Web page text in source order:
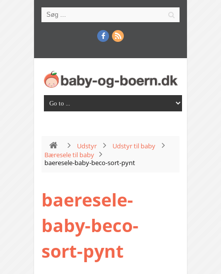
Udstyr
Udstyr til baby
Bæresele til baby
baeresele-baby-beco-sort-pynt
baeresele-
baby-beco-
sort-pynt